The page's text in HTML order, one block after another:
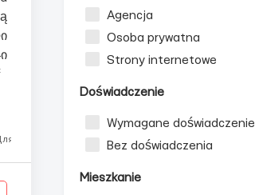
Русскоязычных
Agencja
Osoba prywatna
Strony internetowe
Doświadczenie
Wymagane doświadczenie
Bez doświadczenia
Mieszkanie